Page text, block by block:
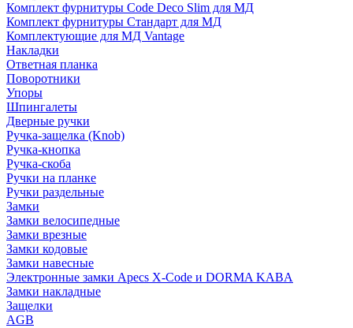
Комплект фурнитуры Code Deco Slim для МД
Комплект фурнитуры Стандарт для МД
Комплектующие для МД Vantage
Накладки
Ответная планка
Поворотники
Упоры
Шпингалеты
Дверные ручки
Ручка-защелка (Knob)
Ручка-кнопка
Ручка-скоба
Ручки на планке
Ручки раздельные
Замки
Замки велосипедные
Замки врезные
Замки кодовые
Замки навесные
Электронные замки Apecs X-Code и DORMA KABA
Замки накладные
Защелки
AGB